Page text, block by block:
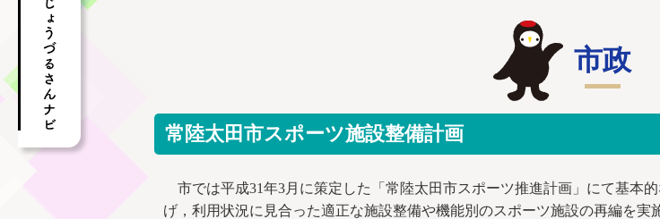
市政
常陸太田市スポーツ施設整備計画
市では平成31年3月に策定した「常陸太田市スポーツ推進計画」にて基本
げ，利用状況に見合った適正な施設整備や機能別のスポーツ施設の再編を実